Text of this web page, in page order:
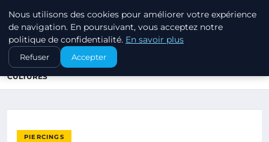
PIERCINGS ET PLUGS
ACCUEIL
PIERCINGS
LE PIERCING COMME FORME D’ADORNEMENT À TRAVERS LES
CULTURES
PIERCINGS
Nous utilisons des cookies pour améliorer votre expérience
de navigation. En poursuivant, vous acceptez notre
politique de confidentialité. En savoir plus
Refuser Accepter